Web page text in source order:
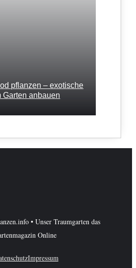
pflanzen – exotische
Garten anbauen
• Unser Traumgarten das
Online
Impressum